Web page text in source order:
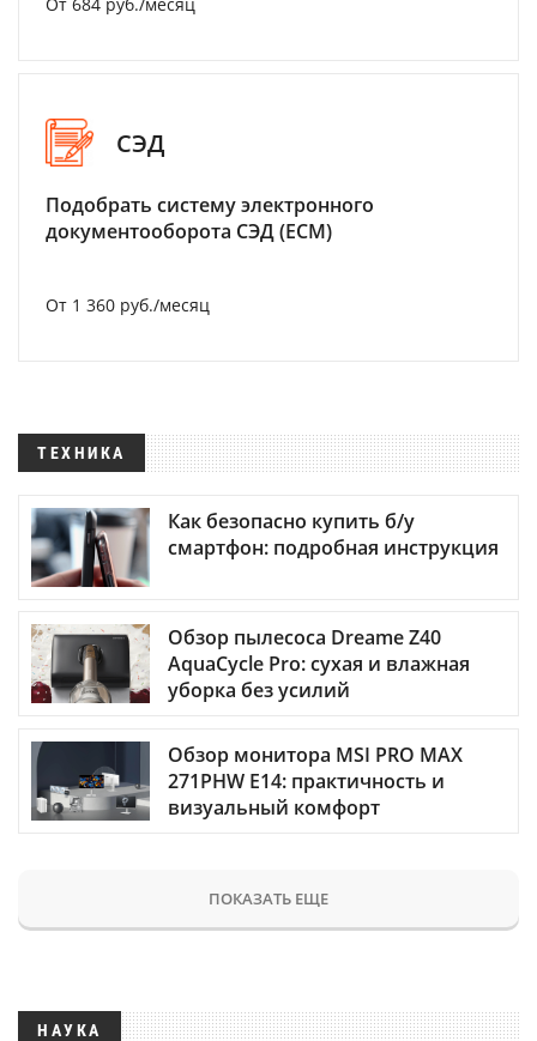
СЭД
Подобрать систему электронного
документооборота СЭД (ECM)
От 1 360 руб./месяц
ТЕХНИКА
Как безопасно купить б/у
смартфон: подробная инструкция
Обзор пылесоса Dreame Z40
AquaCycle Pro: сухая и влажная
уборка без усилий
Обзор монитора MSI PRO MAX
271PHW E14: практичность и
визуальный комфорт
ПОКАЗАТЬ ЕЩЕ
НАУКА